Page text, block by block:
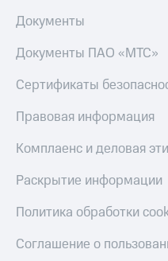
Документы
Документы ПАО «МТС»
Сертификаты
Правовая информация
Комплаенс и деловая
Раскрытие информации
Политика обработки
Соглашение о